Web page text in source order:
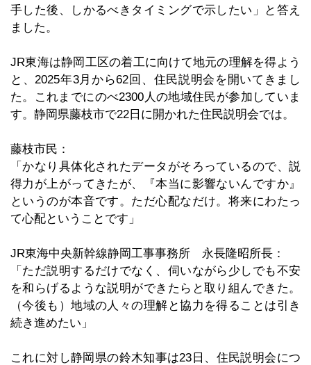
手した後、しかるべきタイミングで示したい」と答え
ました。
JR東海は静岡工区の着工に向けて地元の理解を得よう
と、2025年3月から62回、住民説明会を開いてきまし
た。これまでにのべ2300人の地域住民が参加していま
す。静岡県藤枝市で22日に開かれた住民説明会では。
藤枝市民：
「かなり具体化されたデータがそろっているので、説
得力が上がってきたが、『本当に影響ないんですか』
というのが本音です。ただ心配なだけ。将来にわたっ
て心配ということです」
JR東海中央新幹線静岡工事事務所 永長隆昭所長：
「ただ説明するだけでなく、伺いながら少しでも不安
を和らげるような説明ができたらと取り組んできた。
（今後も）地域の人々の理解と協力を得ることは引き
続き進めたい」
これに対し静岡県の鈴木知事は23日、住民説明会につ